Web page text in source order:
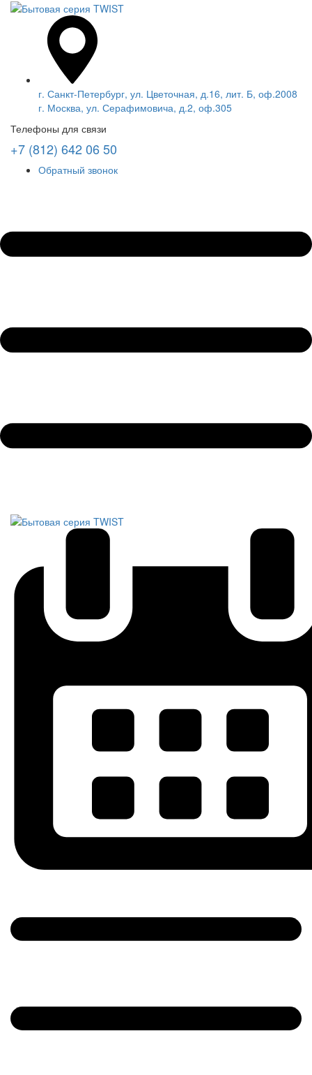
г. Санкт-Петербург, ул. Цветочная, д.16, лит. Б, оф.2008
г. Москва, ул. Серафимовича, д.2, оф.305
Телефоны для связи
+7 (812) 642 06 50
Обратный звонок